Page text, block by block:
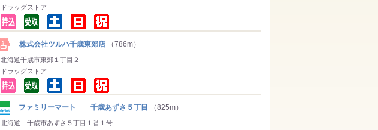
ドラッグストア
株式会社ツルハ千歳東郊店 （786m）
北海道千歳市東郊１丁目２
ドラッグストア
ファミリーマート 千歳あずさ５丁目 （825m）
北海道 千歳市あずさ５丁目１番１号